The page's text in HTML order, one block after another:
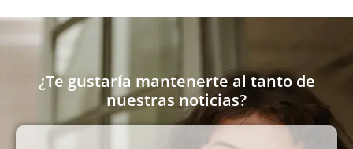
¿Te gustaría mantenerte al tanto de
nuestras noticias?